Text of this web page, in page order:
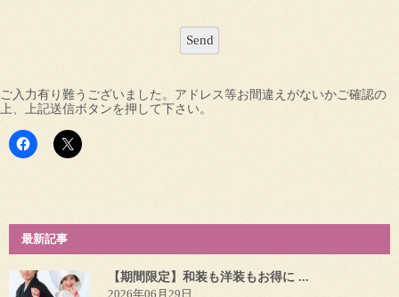
ご入力有り難うございました。アドレス等お間違えがないかご確認の
上、上記送信ボタンを押して下さい。
最新記事
【期間限定】和装も洋装もお得に ...
2026年06月29日